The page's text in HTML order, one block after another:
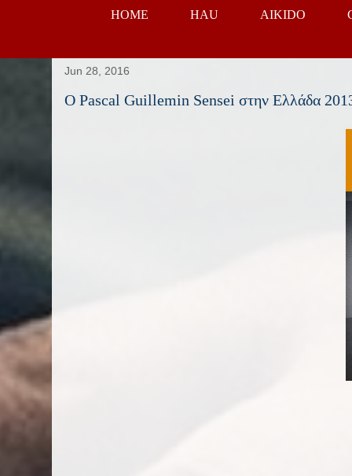
HOME HAU AIKIDO
Jun 28, 2016
Ο Pascal Guillemin Sensei στην Ελλάδα